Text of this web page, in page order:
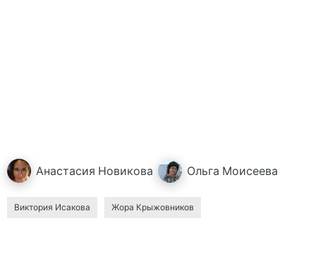
Анастасия Новикова Ольга Моисеева
Виктория Исакова Жора Крыжовников